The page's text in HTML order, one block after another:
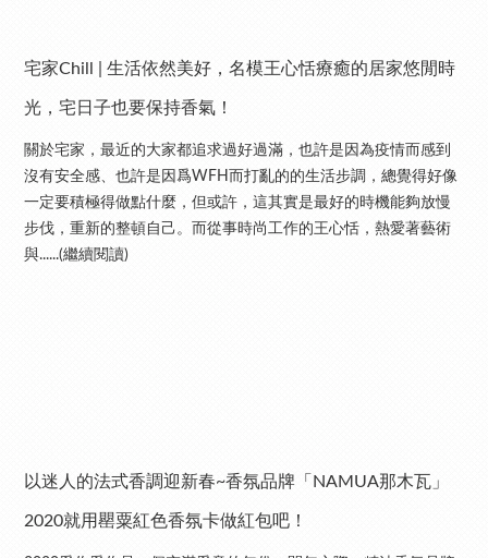
宅家Chill | 生活依然美好，名模王心恬療癒的居家悠閒時
光，宅日子也要保持香氣！
關於宅家，最近的大家都追求過好過滿，也許是因為疫情而感到
沒有安全感、也許是因爲WFH而打亂的的生活步調，總覺得好像
一定要積極得做點什麼，但或許，這其實是最好的時機能夠放慢
步伐，重新的整頓自己。而從事時尚工作的王心恬，熱愛著藝術
與......(繼續閱讀)
以迷人的法式香調迎新春~香氛品牌「NAMUA那木瓦」
2020就用罌粟紅色香氛卡做紅包吧！